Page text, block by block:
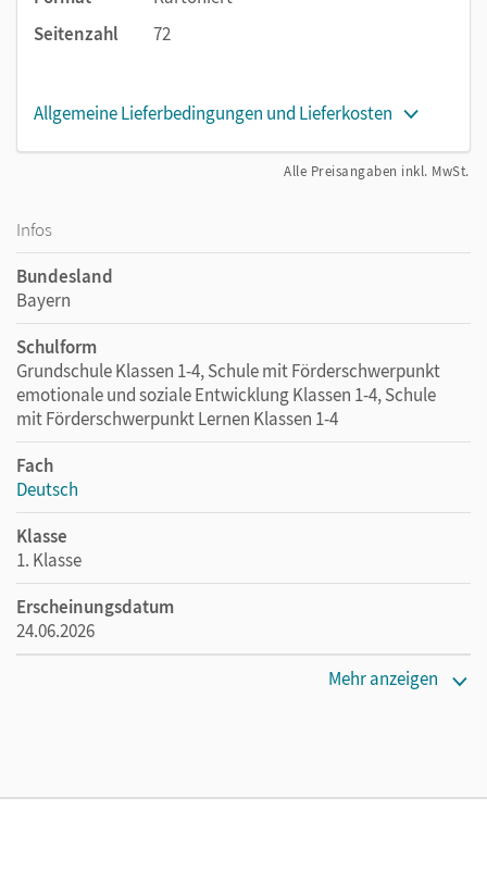
Seitenzahl
72
Allgemeine Lieferbedingungen und Lieferkosten
Alle Preisangaben inkl. MwSt.
Infos
Bundesland
Bayern
Schulform
Grundschule Klassen 1-4, Schule mit Förderschwerpunkt
emotionale und soziale Entwicklung Klassen 1-4, Schule
mit Förderschwerpunkt Lernen Klassen 1-4
Fach
Deutsch
Klasse
1. Klasse
Erscheinungsdatum
24.06.2026
Mehr anzeigen